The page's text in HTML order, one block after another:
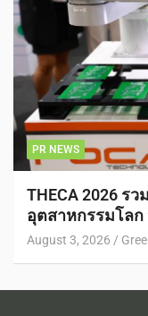
PR NEWS
THECA 2026 ร
อุตสาหกรรมโลก
August 3, 2026